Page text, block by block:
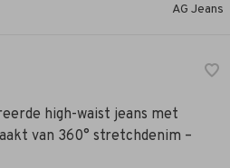
AG Jeans
high-waist jeans met
van 360° stretchdenim –